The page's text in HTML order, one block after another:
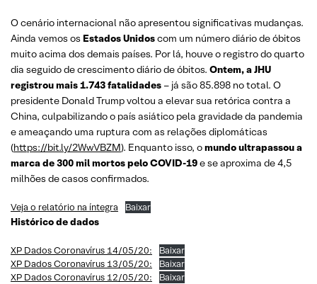
O cenário internacional não apresentou significativas mudanças.
Ainda vemos os Estados Unidoscom um número diário de óbitos
muito acima dos demais países. Por lá, houve o registro do quarto
dia seguido de crescimento diário de óbitos. Ontem, a JHU
registrou mais 1.743 fatalidades – já são 85.898 no total. O
presidente Donald Trump voltou a elevar sua retórica contra a
China, culpabilizando o país asiático pela gravidade da pandemia
e ameaçando uma ruptura com as relações diplomáticas
(https://bit.ly/2WwVBZM). Enquanto isso, omundo ultrapassou a
marca de 300 mil mortos pelo COVID-19e se aproxima de 4,5
milhões de casos confirmados.
Veja o relatório na íntegra Baixar
Histórico de dados
XP Dados Coronavírus 14/05/20:
Baixar
XP Dados Coronavírus 13/05/20:
Baixar
XP Dados Coronavírus 12/05/20:
Baixar